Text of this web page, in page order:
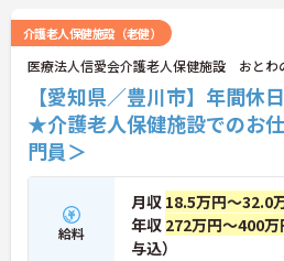
介護老人保健施設（老健）
医療法人信愛会介護老人保健施設 おとわ
【愛知県／豊川市】年間
★介護老人保健施設でのお
門員＞
給料
月収 18.5万円～32.0
年収 272万円～400万
与込）